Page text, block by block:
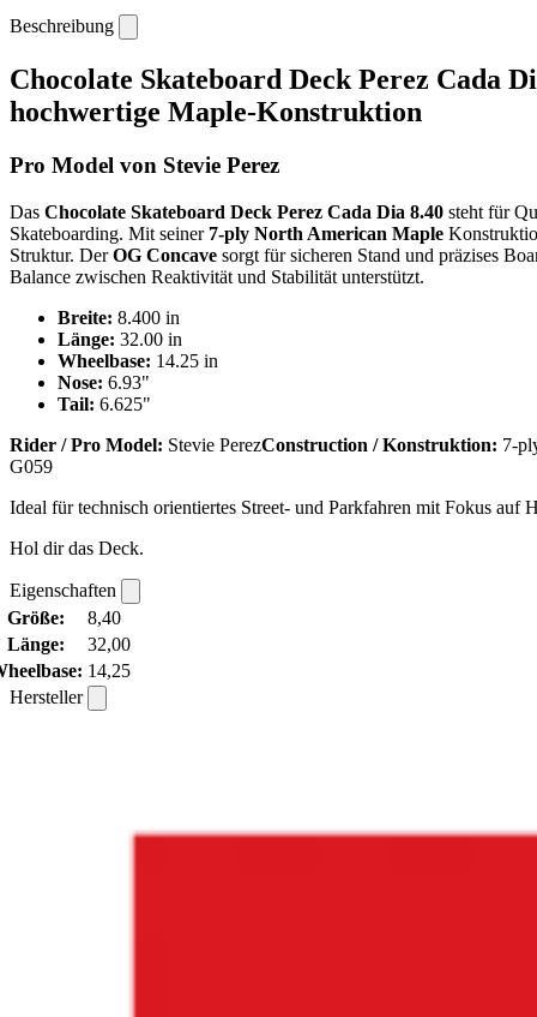
Beschreibung
Chocolate Skateboard Deck Perez Cada
hochwertige Maple-Konstruktion
Pro Model von Stevie Perez
Das Chocolate Skateboard Deck Perez Cada Dia 8.40 steht für
Skateboarding. Mit seiner 7-ply North American Maple
Struktur. DerOG Concave sorgt für sicheren Stand und präzises
Balance zwischen Reaktivität und Stabilität unterstützt.
Breite: 8.400 in
Länge: 32.00 in
Wheelbase: 14.25 in
Nose: 6.93"
Tail: 6.625"
Rider / Pro Model: Stevie PerezConstruction / Konstruktion: 7-
G059
Ideal für technisch orientiertes Street- und Parkfahren mit Fokus auf
Hol dir das Deck.
Eigenschaften
Größe:
8,40
Länge:
32,00
14,25
Hersteller